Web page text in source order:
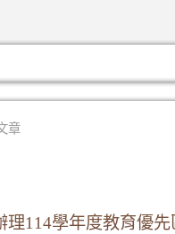
章
理114學年度教育優